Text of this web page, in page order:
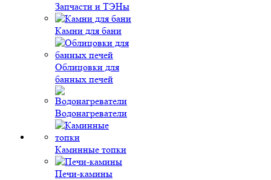
Запчасти и ТЭНы
Камни для бани
Облицовки для
банных печей
Водонагреватели
Каминные топки
Печи-камины